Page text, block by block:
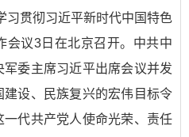
习贯彻习近平新时代中国特色
会议3日在北京召开。中共中
委主席习近平出席会议并发
设、民族复兴的宏伟目标令
代共产党人使命光荣、责任